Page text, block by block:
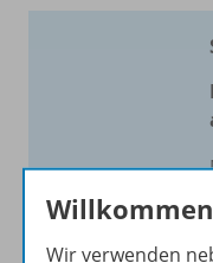
Wir verwenden